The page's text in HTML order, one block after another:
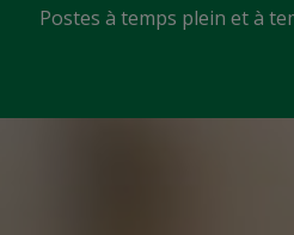
Postes à temps plein et à